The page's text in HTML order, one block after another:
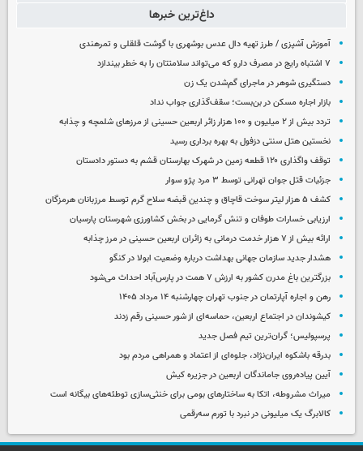
داغ‌ترین خبرها
آموزش آشپزی / طرز تهیه دال عدس بوشهری با گوشت قلقلی و تمرهندی
۷ اشتباه رایج در مصرف دارو که می‌تواند سلامتتان را به خطر بیندازد
دستگیری شوهر در ماجرای گم‌شدن یک زن
بازار اجاره مسکن در بن‌بست؛ سقف‌گذاری جواب نداد
تردد بیش از ۲ میلیون و ۱۰۰ هزار زائر اربعین حسینی از مرزهای شلمچه و چذابه
نخستین هتل سنتی دزفول به بهره برداری رسید
توقف واگذاری ۱۲۰ قطعه زمین در شهرک بهارستان قشم به دستور دادستان
جزئیات قتل جوان تهرانی توسط ۳ مرد پژو سوار
کشف ۵ هزار لیتر سوخت قاچاق و چندین قبضه سلاح گرم توسط مرزبانان هرمزگان
ارزیابی خسارات طوفان و تنش گرمایی در بخش کشاورزی شهرستان پارسیان
ارائه بیش از ۷ هزار خدمت درمانی به زائران اربعین حسینی در مرز چذابه
هشدار جدید سازمان جهانی بهداشت درباره وضعیت ابولا در کنگو
بزرگترین باغ مدرن کشور به ارزش ۷ همت در پارس‌آباد احداث می‌شود
رهن و اجاره آپارتمان در جنوب تهران چهارشنبه ۱۴ مرداد ۱۴۰۵
کیشوندان در اجتماع اربعین، حماسه‌ای از شور حسینی رقم زدند
پرسپولیس؛ گران‌ترین تیم فصل جدید
بدرقه باشکوه ایران‌نژاد، جلوه‌ای از اعتماد و همراهی مردم بود
آیین پیاده‌روی جاماندگان اربعین در جزیره کیش
میراث مشروطه، اتکا به ساختارهای بومی برای خنثی‌سازی توطئه‌های بیگانه است
کالابرگ یک میلیونی در نبرد با تورم سه‌رقمی